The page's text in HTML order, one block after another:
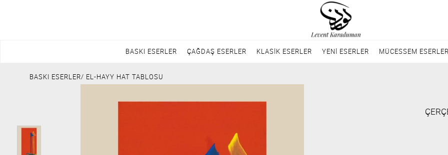
BASKI ESERLER ÇAĞDAŞ ESERLER KLASİK ESERLER YENİ ESERLER MÜCESSEM ESERLER
BASKI ESERLER/ EL-HAYY HAT TABLOSU